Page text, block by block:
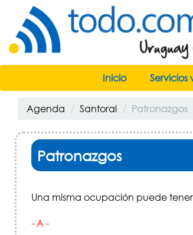
Inicio Servicios
Agenda Santoral Patronazgos
Patronazgos
Una misma ocupación puede
- A -